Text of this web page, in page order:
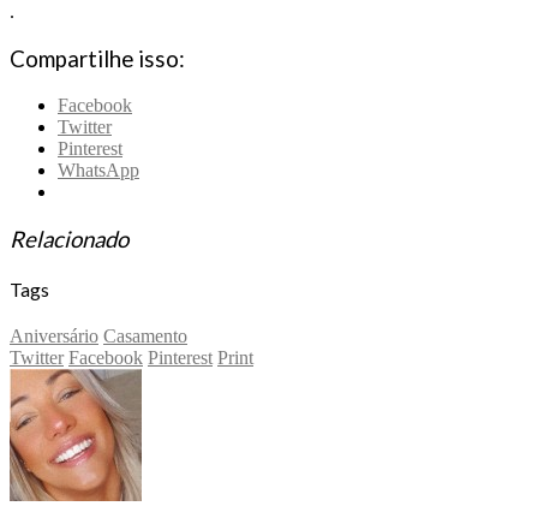
.
Compartilhe isso:
Facebook
Twitter
Pinterest
WhatsApp
Relacionado
Tags
Aniversário Casamento
Twitter Facebook Pinterest Print